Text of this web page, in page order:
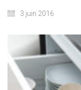
3 juin 2016